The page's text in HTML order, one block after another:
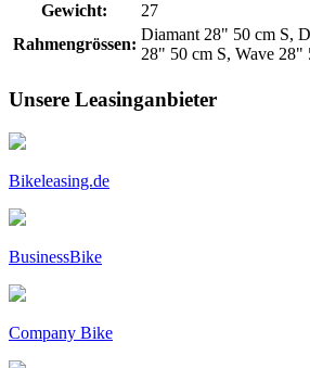
Gewicht:
27
Rahmengrössen:
Diamant 28" 50 cm S,
28" 50 cm S, Wave
Unsere Leasinganbieter
Bikeleasing.de
BusinessBike
Company Bike